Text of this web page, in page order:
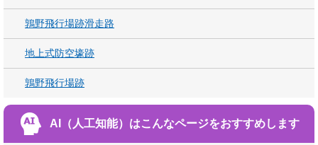
鶉野飛行場跡滑走路
地上式防空壕跡
鶉野飛行場跡
AI（人工知能）はこんなページをおすすめします